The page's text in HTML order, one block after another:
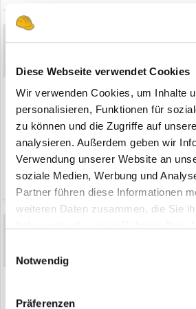
Diese Webseite verwendet Cookies
Wir verwenden Cookies, um Inhalte
personalisieren, Funktionen für
zu können und die Zugriffe auf
analysieren. Außerdem geben wir
Verwendung unserer Website an
soziale Medien, Werbung und
Partner führen diese Informationen
weiteren Daten zusammen, die Sie
Notwendig
Präferenzen
Max01 869
Wenn du dich bei uns im Betrieb anbieten
zeigen das du 100% mit den gängigen
darfst du noch vorm Mittag wieder nach
das.
Zitieren